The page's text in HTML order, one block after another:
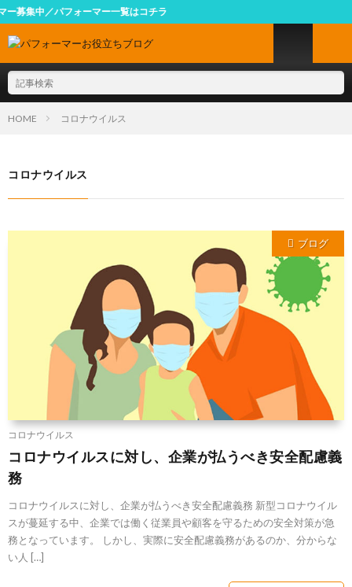
パフォーマー一覧はコチラ
HOME コロナウイルス
コロナウイルス
ブログ
コロナウイルス
コロナウイルスに対し、企業が払うべき安全配慮義
務
コロナウイルスに対し、企業が払うべき安全配慮義務 新型コロナウイル
スが蔓延する中、企業では働く従業員や顧客を守るための安全対策が急
務となっています。 しかし、実際に安全配慮義務があるのか、分からな
い人 […]